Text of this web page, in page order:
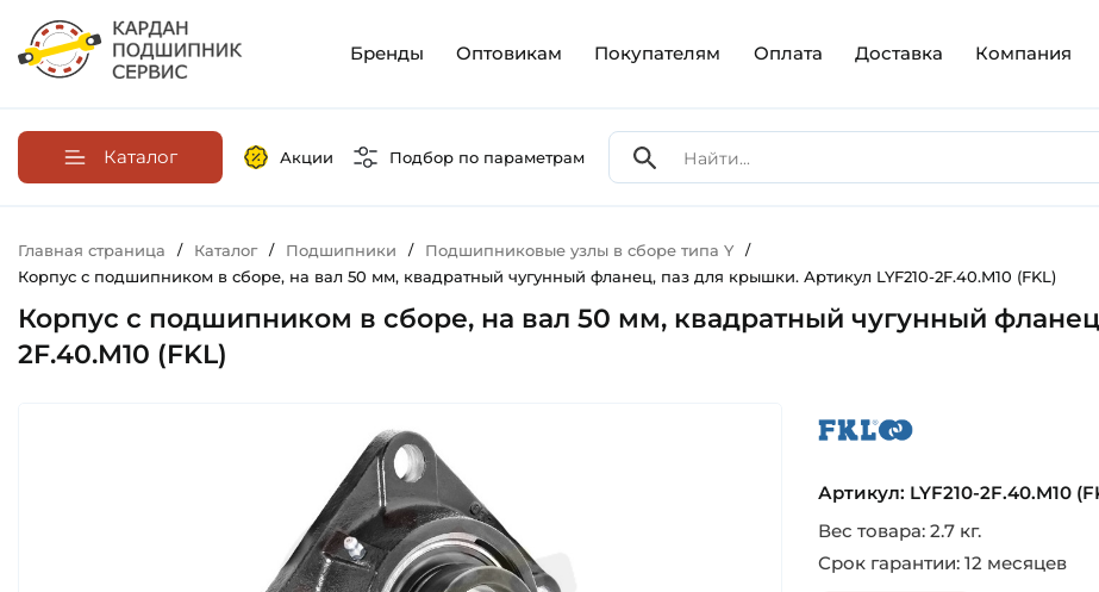
Бренды Оптовикам Покупателям Оплата Доставка Компания
Каталог Акции Подбор по параметрам
Главная страница / Каталог / Подшипники / Подшипниковые узлы в сборе типа Y /
Корпус с подшипником в сборе, на вал 50 мм, квадратный чугунный фланец, паз для крышки. Артикул LYF210-2F.40.M10 (FKL)
Корпус с подшипником в сборе, на вал 50 мм, квадратный чугунный
2F.40.M10 (FKL)
Артикул: LYF210-2F.40.M10
Вес товара: 2.7 кг.
Срок гарантии: 12 месяцев